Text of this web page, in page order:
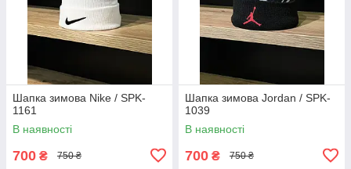
Шапка зимова Nike / SPK-
1161
В наявності
700 ₴ 750 ₴
Шапка зимова Jordan / SPK-
1039
В наявності
700 ₴ 750 ₴